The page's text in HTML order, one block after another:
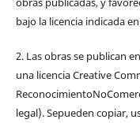
bajo la licencia indicada
2. Las obras se publican
una licencia Creative
legal). Sepueden copiar,